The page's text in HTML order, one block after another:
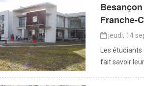
Franche-
jeudi, 14
Les étudiants
fait savoir